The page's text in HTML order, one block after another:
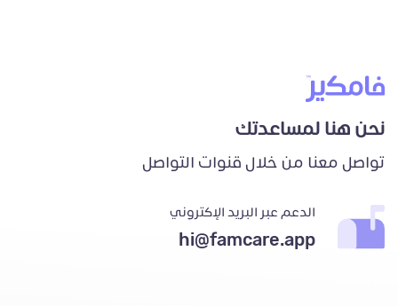
نحن هنا لمساعدتك
تواصل معنا من خلال قنوات التواصل
الدعم عبر البريد الإكتروني
hi@famcare.app